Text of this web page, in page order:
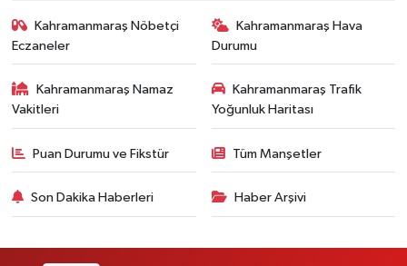
Kahramanmaraş Nöbetçi
Eczaneler
Kahramanmaraş Hava
Durumu
Kahramanmaraş Namaz
Vakitleri
Kahramanmaraş Trafik
Yoğunluk Haritası
Puan Durumu ve Fikstür Tüm Manşetler
Son Dakika Haberleri Haber Arşivi